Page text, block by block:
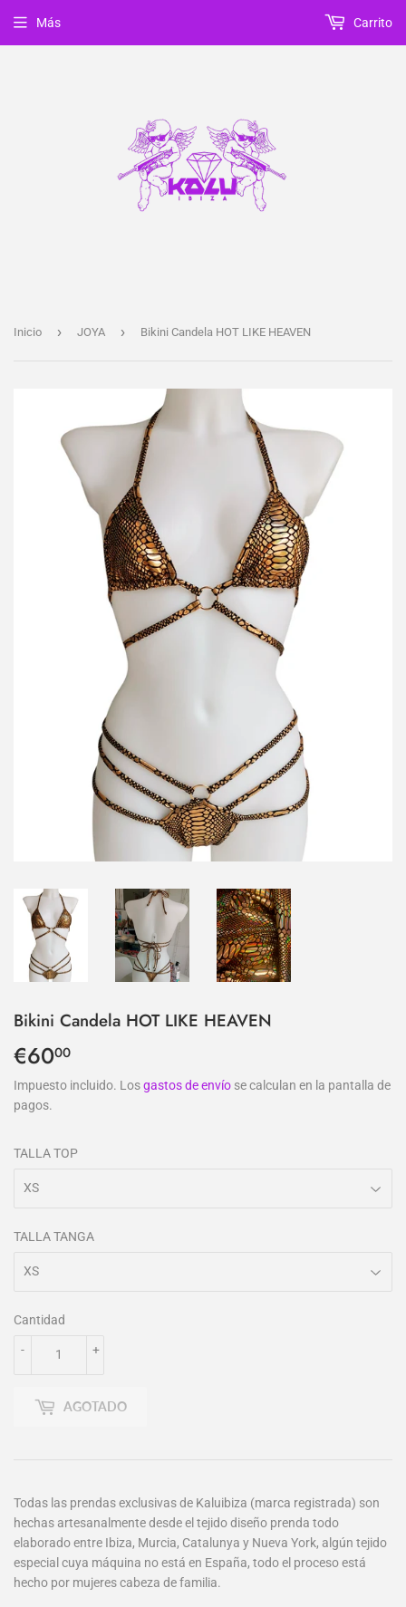
Más Carrito
Inicio › JOYA › Bikini Candela HOT LIKE HEAVEN
Bikini Candela HOT LIKE HEAVEN
€6000
Impuesto incluido. Losgastos de envío se calculan en la pantalla de
pagos.
TALLA TOP
TALLA TANGA
Cantidad
+
-
AGOTADO
Todas las prendas exclusivas de Kaluibiza (marca registrada) son
hechas artesanalmente desde el tejido diseño prenda todo
elaborado entre Ibiza, Murcia, Catalunya y Nueva York, algún tejido
especial cuya máquina no está en España, todo el proceso está
hecho por mujeres cabeza de familia.